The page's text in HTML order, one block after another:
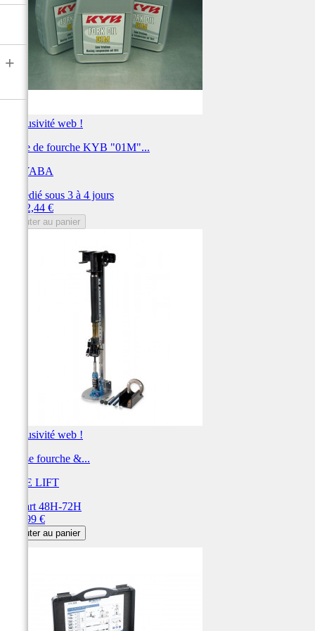
+
Exclusivité web !
Huile de fourche KYB "01M"...
KAYABA
Expédié sous 3 à 4 jours
4 612,44 €
Ajouter au panier
Exclusivité web !
Presse fourche &...
BIKE LIFT
Départ 48H-72H
784,99 €
Ajouter au panier